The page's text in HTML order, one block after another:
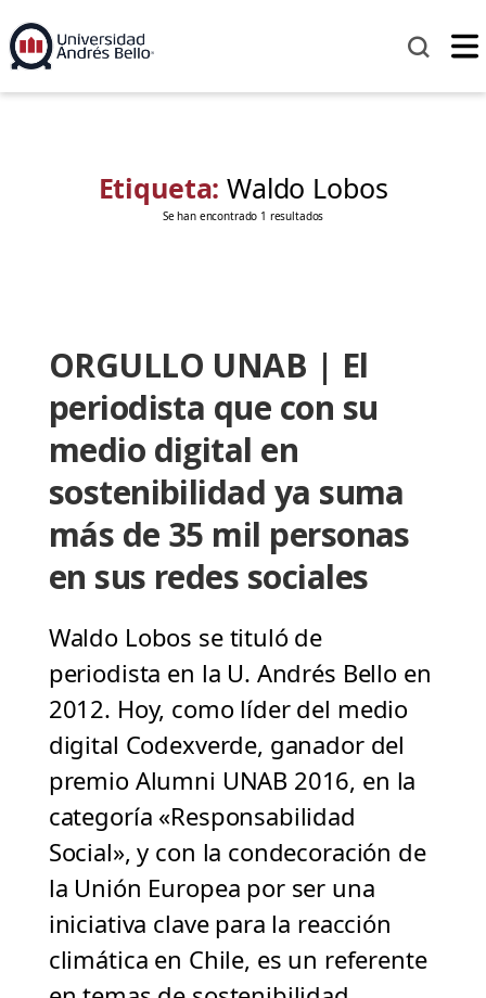
Etiqueta:Waldo Lobos
Se han encontrado 1 resultados
ORGULLO UNAB | El
periodista que con su
medio digital en
sostenibilidad ya suma
más de 35 mil personas
en sus redes sociales
Waldo Lobos se tituló de
periodista en la U. Andrés Bello en
2012. Hoy, como líder del medio
digital Codexverde, ganador del
premio Alumni UNAB 2016, en la
categoría «Responsabilidad
Social», y con la condecoración de
la Unión Europea por ser una
iniciativa clave para la reacción
climática en Chile, es un referente